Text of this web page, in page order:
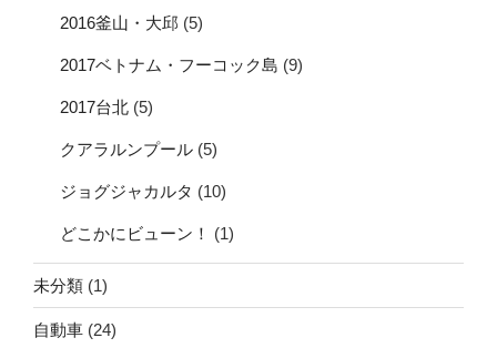
2016釜山・大邱 (5)
2017ベトナム・フーコック島 (9)
2017台北 (5)
クアラルンプール (5)
ジョグジャカルタ (10)
どこかにビューン！ (1)
未分類 (1)
自動車 (24)